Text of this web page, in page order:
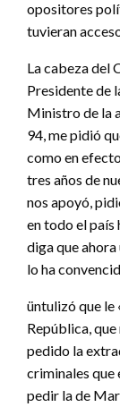
opositores
tuvieran
La cabeza del
Presidente de
Ministro de la
94, me pidió
como en
tres años de
nos apoyó,
en todo el país
diga que
lo ha
üntulizó que le
República,
pedido la
criminales que
pedir la de